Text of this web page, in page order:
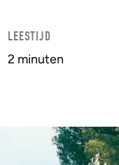
LEESTIJD
2 minuten